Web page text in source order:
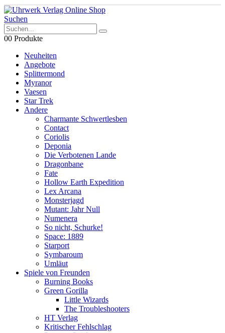
Suchen
00 Produkte
Neuheiten
Angebote
Splittermond
Myranor
Vaesen
Star Trek
Andere
Charmante Schwertlesben
Contact
Coriolis
Deponia
Die Verbotenen Lande
Dragonbane
Fate
Hollow Earth Expedition
Lex Arcana
Monsterjagd
Mutant: Jahr Null
Numenera
So nicht, Schurke!
Space: 1889
Starport
Symbaroum
Umläut
Spiele von Freunden
Burning Books
Green Gorilla
Little Wizards
The Troubleshooters
HT Verlag
Kritischer Fehlschlag